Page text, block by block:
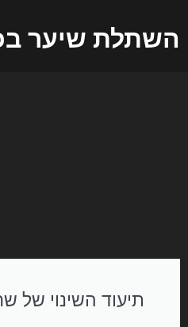
השתלת שיער
תיעוד השינוי של